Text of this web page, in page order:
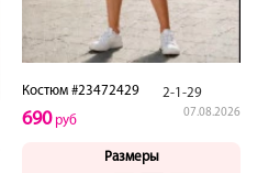
Костюм #23472429 2-1-29
07.08.2026
690руб
Размеры